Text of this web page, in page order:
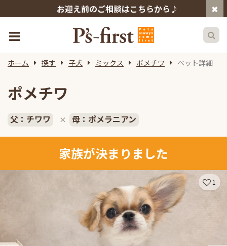
お迎え前のご相談はこちらから♪
ホーム 探す 子犬 ミックス ポメチワ ペット詳細
ポメチワ
父：チワワ × 母：ポメラニアン
家族が決まりました
1